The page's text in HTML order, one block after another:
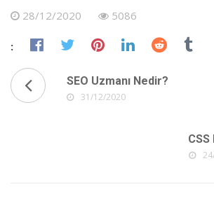
28/12/2020 5086
:
SEO Uzmanı Nedir?
31/12/2020
CSS